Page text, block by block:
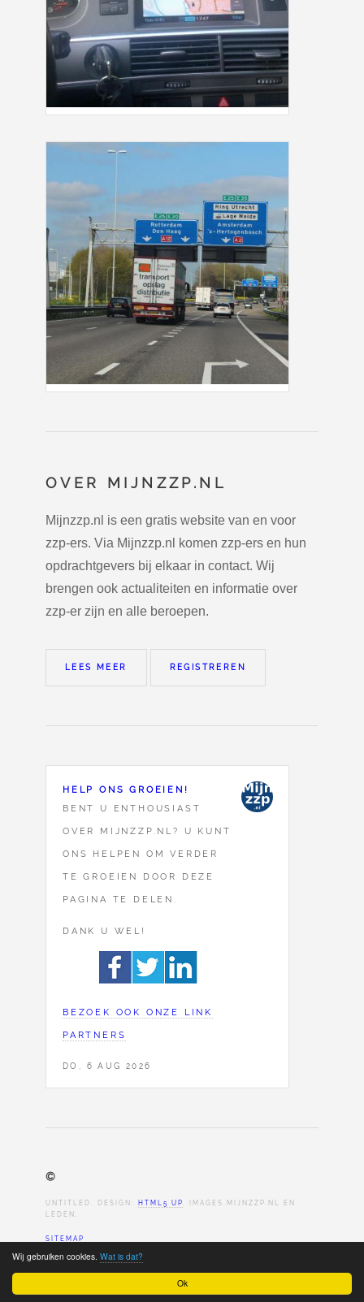
Ok
Wij gebruiken cookies. Wat is dat?
OVER MIJNZZP.NL
Mijnzzp.nl is een gratis website van en voor
zzp-ers. Via Mijnzzp.nl komen zzp-ers en hun
opdrachtgevers bij elkaar in contact. Wij
brengen ook actualiteiten en informatie over
zzp-er zijn en alle beroepen.
LEES MEER REGISTREREN
HELP ONS GROEIEN!
BENT U ENTHOUSIAST
OVER MIJNZZP.NL? U KUNT
ONS HELPEN OM VERDER
TE GROEIEN DOOR DEZE
PAGINA TE DELEN.
DANK U WEL!
BEZOEK OOK ONZE LINK
PARTNERS
DO, 6 AUG 2026
©
UNTITLED. DESIGN: HTML5 UP. IMAGES MIJNZZP.NL EN
LEDEN.
SITEMAP